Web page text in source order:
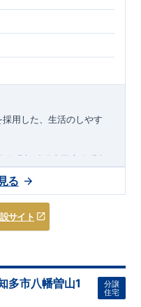
す。
仕事終わりのご案内も
絡ください！ ・ホームペ
金計画のご相談、
さい。TEL0564-57-0257
用した、生活のしやす
線 豊橋鉄道東田本線
豊橋
サイト
る
多市八幡曽山1
分譲
住宅